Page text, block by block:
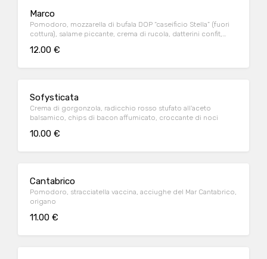
Marco
Pomodoro, mozzarella di bufala DOP “caseificio Stella” (fuori
cottura), salame piccante, crema di rucola, datterini confit,
12.00 €
Sofysticata
Crema di gorgonzola, radicchio rosso stufato all'aceto
balsamico, chips di bacon affumicato, croccante di noci
10.00 €
Cantabrico
Pomodoro, stracciatella vaccina, acciughe del Mar Cantabrico,
origano
11.00 €